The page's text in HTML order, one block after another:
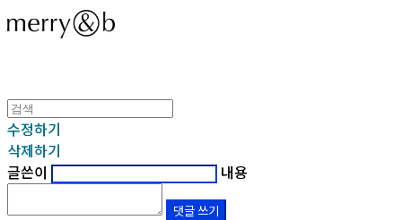
수정하기
삭제하기
글쓴이
내용
댓글 쓰기